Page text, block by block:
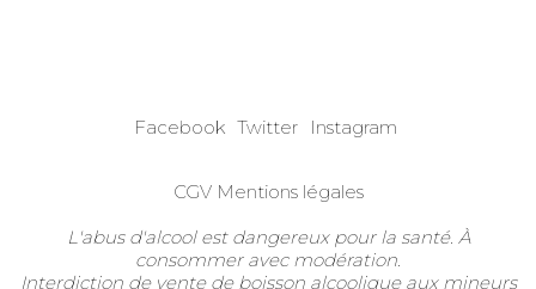
Facebook Twitter Instagram
CGV Mentions légales
L'abus d'alcool est dangereux pour la santé. À
consommer avec modération.
Interdiction de vente de boisson alcoolique aux mineurs